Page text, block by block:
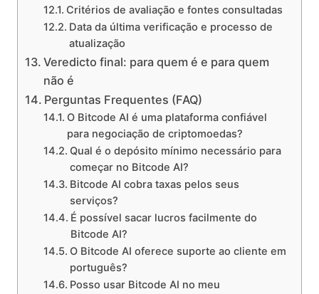
Critérios de avaliação e fontes consultadas
Data da última verificação e processo de
atualização
Veredicto final: para quem é e para quem
não é
Perguntas Frequentes (FAQ)
O Bitcode AI é uma plataforma confiável
para negociação de criptomoedas?
Qual é o depósito mínimo necessário para
começar no Bitcode AI?
Bitcode AI cobra taxas pelos seus
serviços?
É possível sacar lucros facilmente do
Bitcode AI?
O Bitcode AI oferece suporte ao cliente em
português?
Posso usar Bitcode AI no meu